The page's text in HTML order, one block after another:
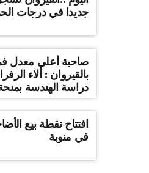
جديدا في درجات
صاحبة أعلى
بالقيروان : ألاء
دراسة الهندسة
افتتاح نقطة بيع
في منوبة